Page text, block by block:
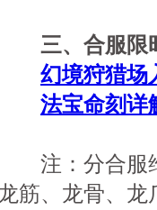
三、合服限
幻境狩猎场
法宝命刻详
注：分合服维
筋、龙骨、龙